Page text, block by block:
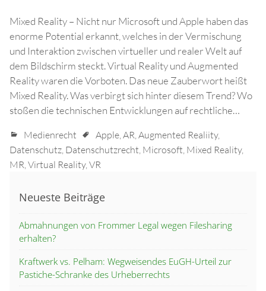
Mixed Reality – Nicht nur Microsoft und Apple haben das
enorme Potential erkannt, welches in der Vermischung
und Interaktion zwischen virtueller und realer Welt auf
dem Bildschirm steckt. Virtual Reality und Augmented
Reality waren die Vorboten. Das neue Zauberwort heißt
Mixed Reality. Was verbirgt sich hinter diesem Trend? Wo
stoßen die technischen Entwicklungen auf rechtliche…
Medienrecht Apple,AR,Augmented Realiity,
Datenschutz, Datenschutzrecht, Microsoft, Mixed Reality,
MR,Virtual Reality,VR
Neueste Beiträge
Abmahnungen von Frommer Legal wegen Filesharing
erhalten?
Kraftwerk vs. Pelham: Wegweisendes EuGH-Urteil zur
Pastiche-Schranke des Urheberrechts